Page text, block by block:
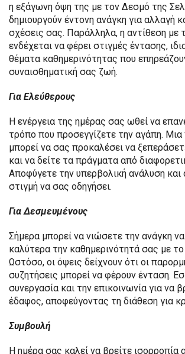
η εξάγωνη όψη της με τον Δεσμό της
δημιουργούν έντονη ανάγκη για αλλαγή
σχέσεις σας. Παράλληλα, η αντίθεση με
ενδέχεται να φέρει στιγμές έντασης,
θέματα καθημερινότητας που
συναισθηματική σας ζωή.
Για Ελεύθερους
Η ενέργεια της ημέρας σας ωθεί να
τρόπο που προσεγγίζετε την αγάπη. Μια
μπορεί να σας προκαλέσει να
και να δείτε τα πράγματα από
Αποφύγετε την υπερβολική ανάλυση
στιγμή να σας οδηγήσει.
Για Δεσμευμένους
Σήμερα μπορεί να νιώσετε την ανάγκη
καλύτερα την καθημερινότητά σας με
Ωστόσο, οι όψεις δείχνουν ότι οι
συζητήσεις μπορεί να φέρουν ένταση.
συνεργασία και την επικοινωνία για να
έδαφος, αποφεύγοντας τη διάθεση για
Συμβουλή
Η ημέρα σας καλεί να βρείτε ισορροπία